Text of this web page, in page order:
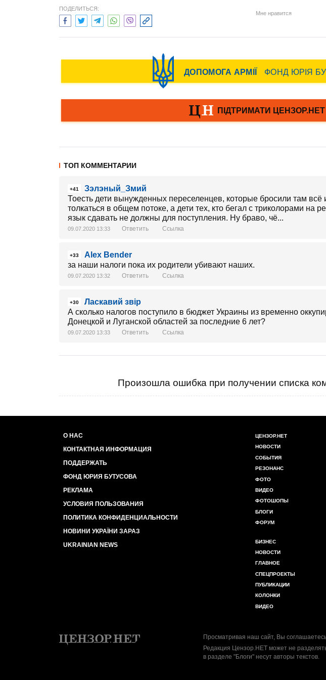
ПОДЕЛИТЬСЯ:
Мне нравится
ТОП КОММЕНТАРИИ
+41
Зэлэный_Змий
Тоесть дети вынужденных переселенцев, которые бросили там всё
толкаться в общем потоке, а дети тех, кто бегал с триколорами на
язык сдавать не должны для поступления. Ну браво, чё...
09.07.2020 13:33 Ответить Ссылка
+33
Alex Bender
за наши налоги пока их родители убивают наших.
09.07.2020 13:32 Ответить Ссылка
+30
Ласкавий звір
А сколько налогов поступило в бюджет Украины из временно
Донецкой и Луганской областей за последние 6 лет?
09.07.2020 13:33 Ответить Ссылка
Произошла ошибка при получении списка
О НАС
КОНТАКТНАЯ ИНФОРМАЦИЯ
ПОДДЕРЖАТЬ
ФОНД ЮРИЯ БУТУСОВА
РЕКЛАМА
УСЛОВИЯ ПОЛЬЗОВАНИЯ
ПОЛИТИКА КОНФИДЕНЦИАЛЬНОСТИ
НОВИНИ УКРАЇНИ ЗАРАЗ
UKRAINIAN NEWS
ЦЕНЗОР.НЕТ
НОВОСТИ
СОБЫТИЯ
РЕЗОНАНС
ФОТО
ВИДЕО
ФОТОШОПЫ
БЛОГИ
ФОРУМ
БИЗНЕС
НОВОСТИ
ГЛАВНОЕ
СПЕЦПРОЕКТЫ
ПУБЛИКАЦИИ
КОЛОНКИ
ВИДЕО
Просматривая наш сайт, Вы
Редакция Цензор.НЕТ может не
в разделе "Блоги" несут авторы текстов.